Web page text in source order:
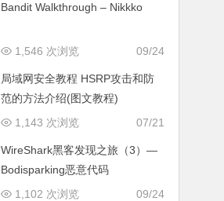
Bandit Walkthrough – Nikkko
09/24
1,546 次浏览
局域网安全教程 HSRP攻击和防
范的方法介绍(图文教程)
07/21
1,143 次浏览
WireShark黑客发现之旅（3）—
Bodisparking恶意代码
09/24
1,102 次浏览